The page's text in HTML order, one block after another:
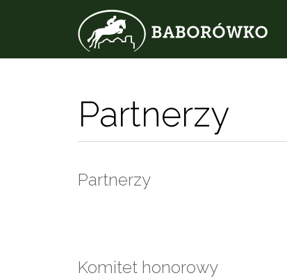
Partnerzy
Partnerzy
Komitet honorowy